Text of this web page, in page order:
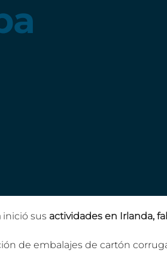
inició sus actividades en Irlanda,
de embalajes de cartón